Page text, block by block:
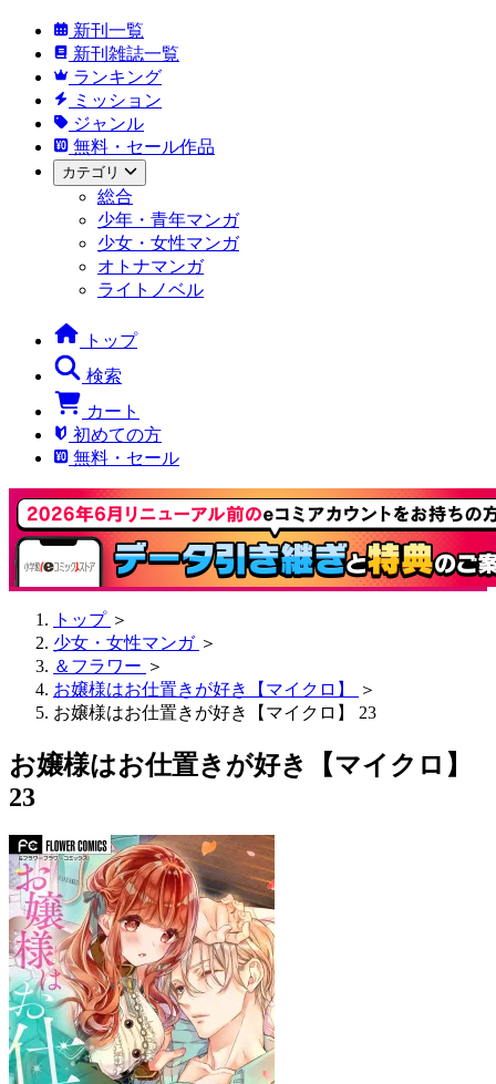
新刊一覧
新刊雑誌一覧
ランキング
ミッション
ジャンル
無料・セール作品
カテゴリ
総合
少年・青年マンガ
少女・女性マンガ
オトナマンガ
ライトノベル
トップ
検索
カート
初めての方
無料・セール
トップ ＞
少女・女性マンガ ＞
＆フラワー ＞
お嬢様はお仕置きが好き【マイクロ】
＞
お嬢様はお仕置きが好き【マイクロ】 23
お嬢様はお仕置きが好き【マイクロ】
23